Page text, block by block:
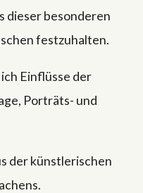
dieser besonderen
festzuhalten.
Einflüsse der
Porträts- und
der künstlerischen